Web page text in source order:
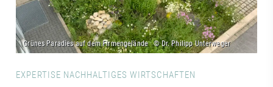
EXPERTISE NACHHALTIGES WIRTSCHAFTEN